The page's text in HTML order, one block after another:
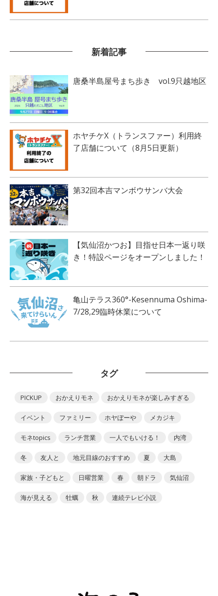
新着記事
唐桑半島屋号まち歩き vol.9只越地区
ホヤチケX（トランスファー）利用終
了店舗について（8月5日更新）
第32回本吉マンボウサンバ大会
【気仙沼かつお】目指せ日本一返り咲
き！特設ページをオープンしました！
亀山テラス360°-Kesennuma Oshima-
7/28,29臨時休業について
タグ
PICKUP おかえりモネ おかえりモネが楽しみすぎる
イベント ファミリー ホヤぼーや メカジキ
モネtopics ランチ営業 一人でもいける！ 内湾
冬 友人と 地元目線のおすすめ 夏 大島
家族・子どもと 日曜営業 春 朝ドラ 気仙沼
海が見える 牡蠣 秋 連続テレビ小説